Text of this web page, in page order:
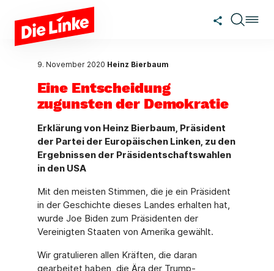
Zum Hauptinhalt springen
9. November 2020 Heinz Bierbaum
Eine Entscheidung
zugunsten der Demokratie
Erklärung von Heinz Bierbaum, Präsident
der Partei der Europäischen Linken, zu den
Ergebnissen der Präsidentschaftswahlen
in den USA
Mit den meisten Stimmen, die je ein Präsident
in der Geschichte dieses Landes erhalten hat,
wurde Joe Biden zum Präsidenten der
Vereinigten Staaten von Amerika gewählt.
Wir gratulieren allen Kräften, die daran
gearbeitet haben, die Ära der Trump-